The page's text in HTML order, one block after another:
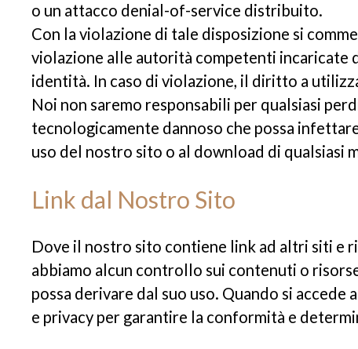
o un attacco denial-of-service distribuito.
Con la violazione di tale disposizione si
violazione alle autorità competenti incaricate
identità. In caso di violazione, il diritto a
Noi non saremo responsabili per qualsiasi
tecnologicamente dannoso che possa
uso del nostro sito o al download di qualsiasi
Link dal Nostro Sito
Dove il nostro sito contiene link ad altri siti e
abbiamo alcun controllo sui contenuti o
possa derivare dal suo uso. Quando si
e privacy per garantire la conformità e